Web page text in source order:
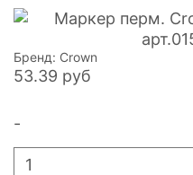
Бренд: Crown
53.39 руб
-